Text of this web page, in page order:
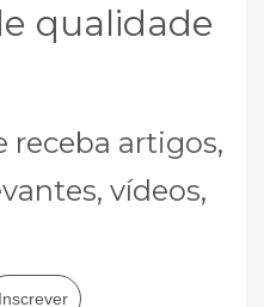
qualidade
receba artigos,
vídeos,